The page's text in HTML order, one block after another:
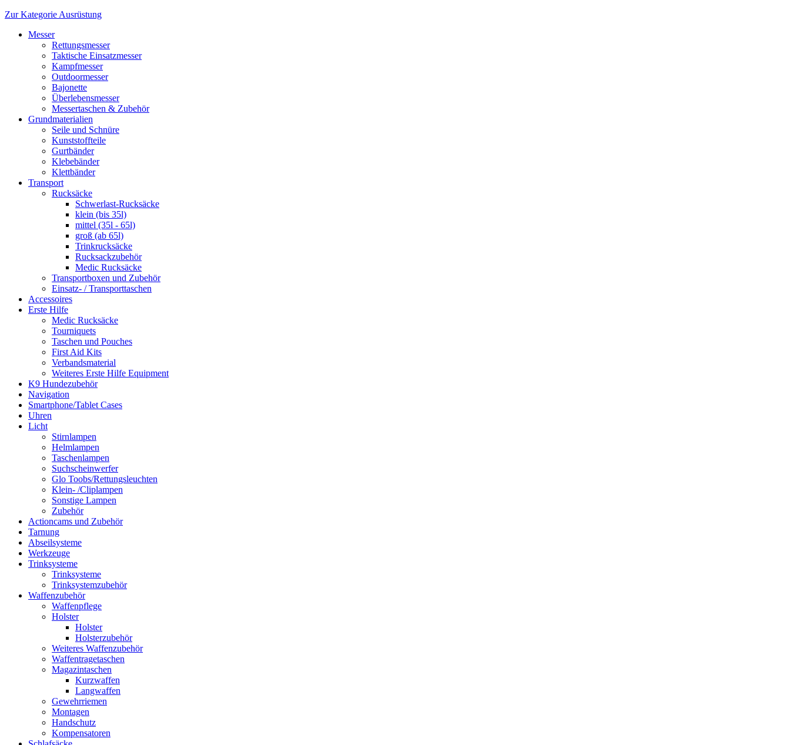
Zur Kategorie Ausrüstung
Messer
Rettungsmesser
Taktische Einsatzmesser
Kampfmesser
Outdoormesser
Bajonette
Überlebensmesser
Messertaschen & Zubehör
Grundmaterialien
Seile und Schnüre
Kunststoffteile
Gurtbänder
Klebebänder
Klettbänder
Transport
Rucksäcke
Schwerlast-Rucksäcke
klein (bis 35l)
mittel (35l - 65l)
groß (ab 65l)
Trinkrucksäcke
Rucksackzubehör
Medic Rucksäcke
Transportboxen und Zubehör
Einsatz- / Transporttaschen
Accessoires
Erste Hilfe
Medic Rucksäcke
Tourniquets
Taschen und Pouches
First Aid Kits
Verbandsmaterial
Weiteres Erste Hilfe Equipment
K9 Hundezubehör
Navigation
Smartphone/Tablet Cases
Uhren
Licht
Stirnlampen
Helmlampen
Taschenlampen
Suchscheinwerfer
Glo Toobs/Rettungsleuchten
Klein- /Cliplampen
Sonstige Lampen
Zubehör
Actioncams und Zubehör
Tarnung
Abseilsysteme
Werkzeuge
Trinksysteme
Trinksysteme
Trinksystemzubehör
Waffenzubehör
Waffenpflege
Holster
Holster
Holsterzubehör
Weiteres Waffenzubehör
Waffentragetaschen
Magazintaschen
Kurzwaffen
Langwaffen
Gewehrriemen
Montagen
Handschutz
Kompensatoren